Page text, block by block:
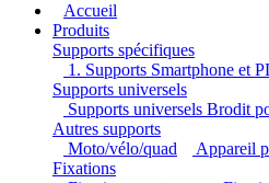
Accueil
Produits
Supports spécifiques
1. Supports Smartphone et
Supports universels
Supports universels Brodit
Autres supports
Moto/vélo/quad
Appareil
Fixations